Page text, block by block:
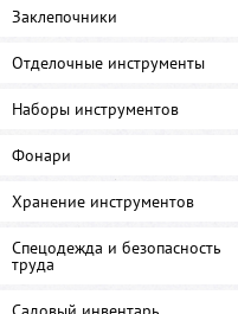
Заклепочники
Отделочные инструменты
Наборы инструментов
Фонари
Хранение инструментов
Спецодежда и безопасность
труда